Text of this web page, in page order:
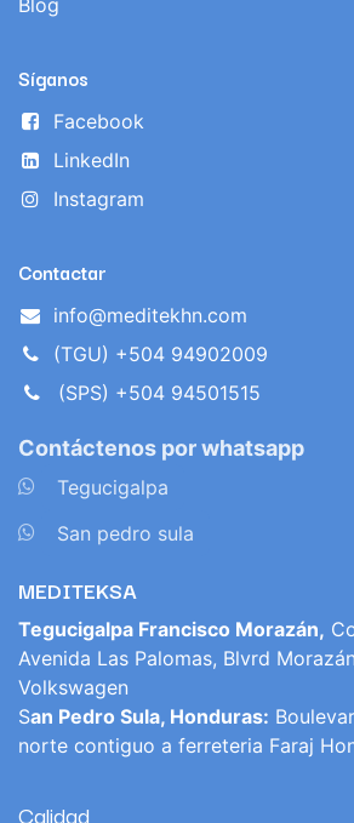
Blog
Síganos
Facebook
LinkedIn
Instagram
Contactar
info@meditekhn.com
(TGU) +504 94902009
(SPS) +504 94501515
Contáctenos por whatsapp
Tegucigalpa
San pedro sula
MEDITEKSA
Tegucigalpa Francisco Morazán,
Avenida Las Palomas, Blvrd
Volkswagen
San Pedro Sula, Honduras:
norte contiguo a ferreteria Faraj
Calidad